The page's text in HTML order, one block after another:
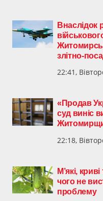
Внаслідок
злітно-
22:41,
«Продав
суд виніс
22:18,
М’які,
чого не
проблему